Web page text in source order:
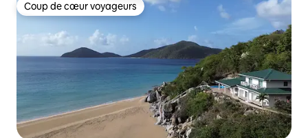
Coup de cœur voyageurs
Coup de cœur voyageurs